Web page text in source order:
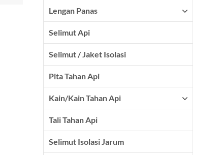
Lengan Panas
Selimut Api
Selimut / Jaket Isolasi
Pita Tahan Api
Kain/kain Tahan Api
Tali Tahan Api
Selimut Isolasi Jarum